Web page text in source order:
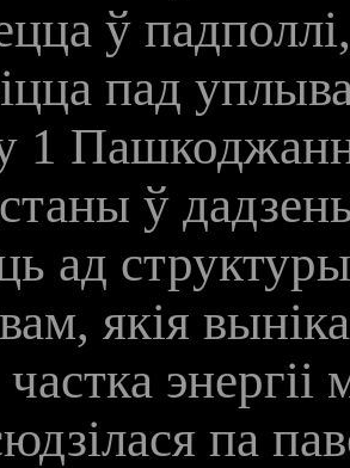
ў
пад
1
ў
ад структуры
якія
па